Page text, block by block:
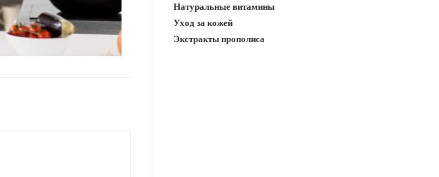
Натуральные витамины
Уход за кожей
Экстракты прополиса